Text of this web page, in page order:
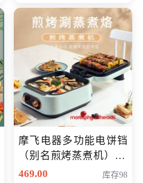
摩飞电器多功能电饼铛
（别名煎烤蒸煮机） 型
号MF-8888B 会员专享
469.00 库存98